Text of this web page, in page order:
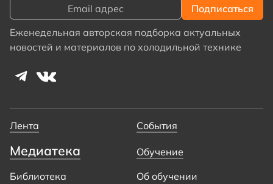
Еженедельная авторская подборка актуальных
новостей и материалов по холодильной технике
Лента События
Медиатека
Библиотека
Обучение
Об обучении